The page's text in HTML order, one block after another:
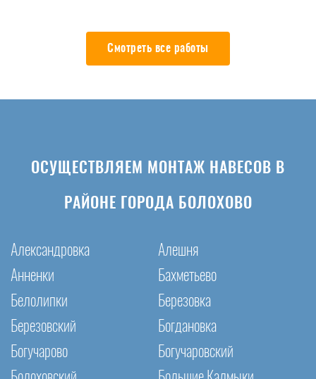
Смотреть все работы
ОСУЩЕСТВЛЯЕМ МОНТАЖ НАВЕСОВ В
РАЙОНЕ ГОРОДА БОЛОХОВО
Александровка
Алешня
Анненки
Бахметьево
Белолипки
Березовка
Березовский
Богдановка
Богучарово
Богучаровский